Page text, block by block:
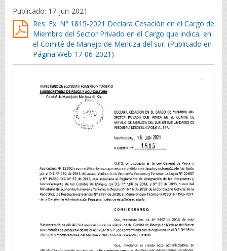
Publicado: 17-jun-2021
Res. Ex. N° 1815-2021 Declara Cesación en el Cargo de
Miembro del Sector Privado en el Cargo que indica, en
el Comité de Manejo de Merluza del sur. (Publicado en
Página Web 17-06-2021)